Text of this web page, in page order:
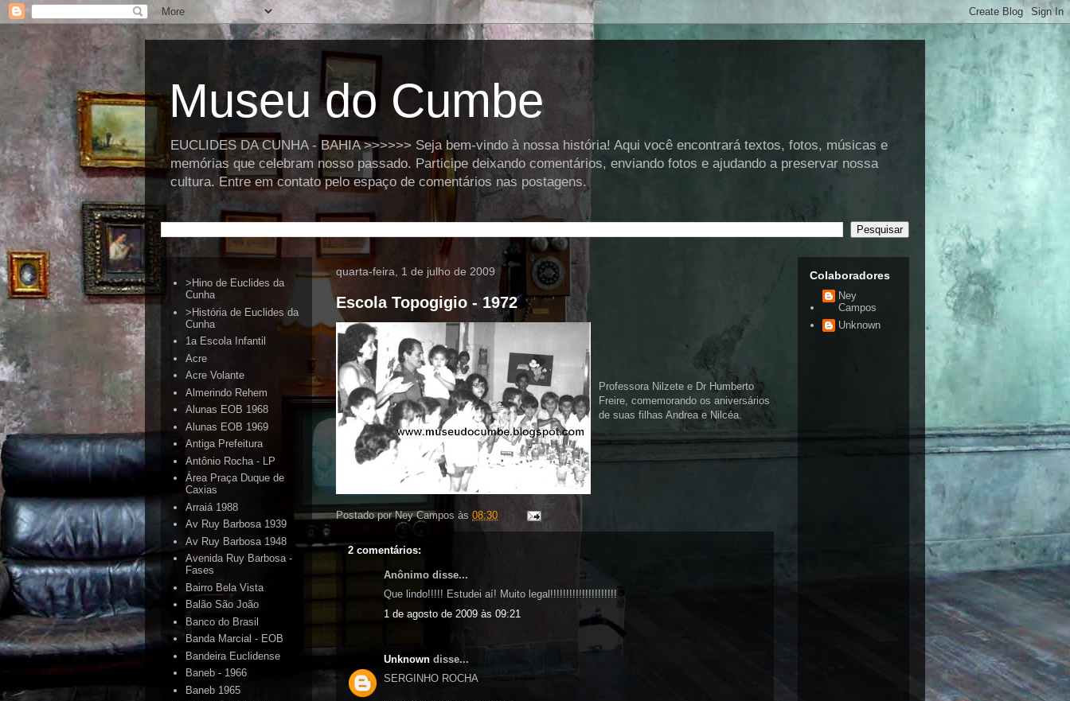
Museu do Cumbe
EUCLIDES DA CUNHA - BAHIA >>>>>> Seja bem-vindo à nossa história! Aqui você encontrará textos, fotos, músicas e
memórias que celebram nosso passado. Participe deixando comentários, enviando fotos e ajudando a preservar nossa
cultura. Entre em contato pelo espaço de comentários nas postagens.
quarta-feira, 1 de julho de 2009
Escola Topogigio - 1972
Professora Nilzete e Dr Humberto
Freire, comemorando os aniversários
de suas filhas Andrea e Nilcéa.
Postado porNey Campos às 08:30
2 comentários:
Anônimo disse...
Que lindo!!!!! Estudei aí! Muito legal!!!!!!!!!!!!!!!!!!!!!
1 de agosto de 2009 às 09:21
Unknown disse...
SERGINHO ROCHA
>Hino de Euclides da
Cunha
>História de Euclides da
Cunha
1a Escola Infantil
Acre
Acre Volante
Almerindo Rehem
Alunas EOB 1968
Alunas EOB 1969
Antiga Prefeitura
Antônio Rocha - LP
Área Praça Duque de
Caxias
Arraiá 1988
Av Ruy Barbosa 1939
Av Ruy Barbosa 1948
Avenida Ruy Barbosa -
Fases
Bairro Bela Vista
Balão São João
Banco do Brasil
Banda Marcial - EOB
Bandeira Euclidense
Baneb - 1966
Baneb 1965
Colaboradores
Ney
Campos
Unknown